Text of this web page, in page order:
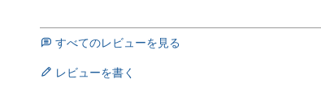
すべてのレビューを見る
レビューを書く